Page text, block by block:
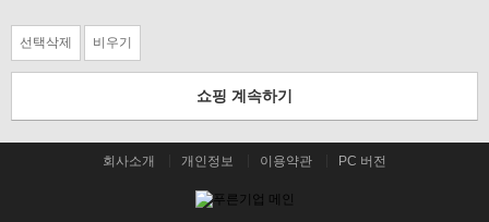
선택삭제 비우기
쇼핑 계속하기
회사소개 개인정보 이용약관 PC 버전